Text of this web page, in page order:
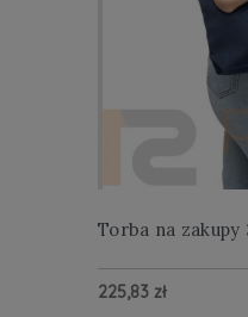
Torba na
225,83 zł